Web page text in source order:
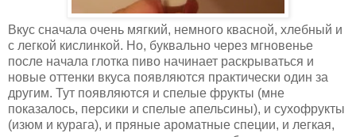
Вкус сначала очень мягкий, немного квасной, хлебный и
с легкой кислинкой. Но, буквально через мгновенье
после начала глотка пиво начинает раскрываться и
новые оттенки вкуса появляются практически один за
другим. Тут появляются и спелые фрукты (мне
показалось, персики и спелые апельсины), и сухофрукты
(изюм и курага), и пряные ароматные специи, и легкая,